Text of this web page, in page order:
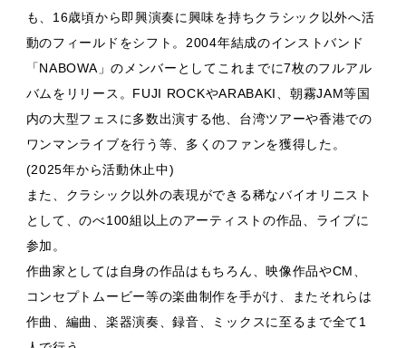
も、16歳頃から即興演奏に興味を持ちクラシック以外へ活
動のフィールドをシフト。2004年結成のインストバンド
「NABOWA」のメンバーとしてこれまでに7枚のフルアル
バムをリリース。FUJI ROCKやARABAKI、朝霧JAM等国
内の大型フェスに多数出演する他、台湾ツアーや香港での
ワンマンライブを行う等、多くのファンを獲得した。
(2025年から活動休止中)
また、クラシック以外の表現ができる稀なバイオリニスト
として、のべ100組以上のアーティストの作品、ライブに
参加。
作曲家としては自身の作品はもちろん、映像作品やCM、
コンセプトムービー等の楽曲制作を手がけ、またそれらは
作曲、編曲、楽器演奏、録音、ミックスに至るまで全て1